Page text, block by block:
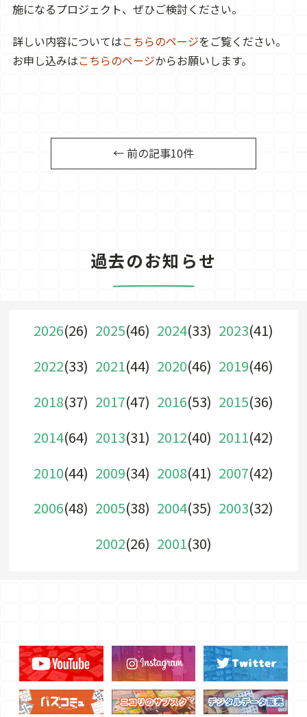
施になるプロジェクト、ぜひご検討ください。
詳しい内容についてはこちらのページをご覧ください。
お申し込みはこちらのページからお願いします。
← 前の記事10件
過去のお知らせ
2026(26) 2025(46) 2024(33) 2023(41)
2022(33) 2021(44) 2020(46) 2019(46)
2018(37) 2017(47) 2016(53) 2015(36)
2014(64) 2013(31) 2012(40) 2011(42)
2010(44) 2009(34) 2008(41) 2007(42)
2006(48) 2005(38) 2004(35) 2003(32)
2002(26) 2001(30)